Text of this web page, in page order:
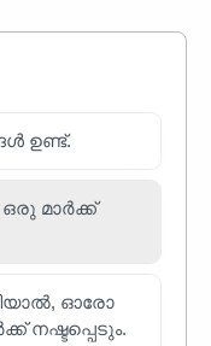
ഉണ്ട്.
മാർക്ക്
ഓരോ
നഷ്ടപ്പെടും.